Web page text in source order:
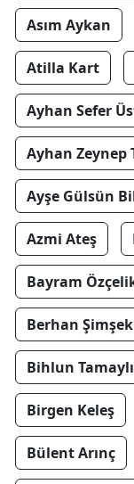
Asım Aykan
Atilla Kart
Ayhan Sefer
Ayhan Zeynep
Ayşe Gülsün
Azmi Ateş
Bayram
Berhan Şimşek
Bihlun
Birgen Keleş
Bülent Arınç